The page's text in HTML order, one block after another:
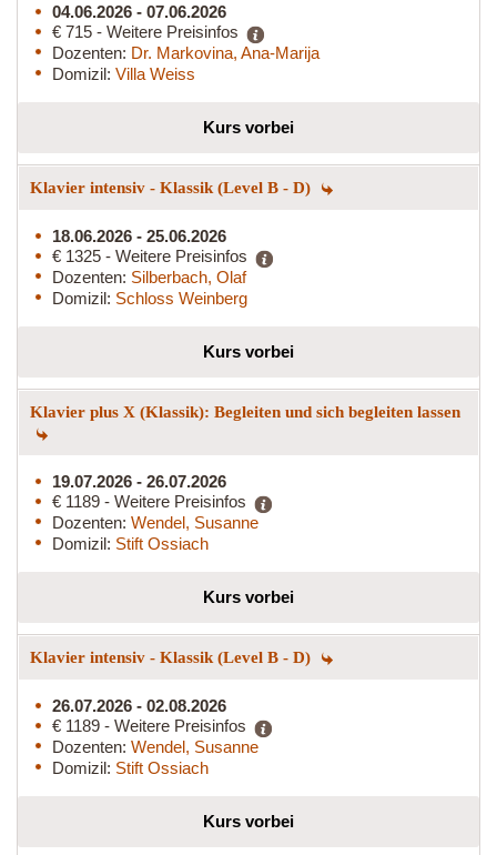
04.06.2026 - 07.06.2026
€ 715 - Weitere Preisinfos
Dozenten: Dr. Markovina, Ana-Marija
Domizil: Villa Weiss
Kurs vorbei
Klavier intensiv - Klassik (Level B - D)
18.06.2026 - 25.06.2026
€ 1325 - Weitere Preisinfos
Dozenten: Silberbach, Olaf
Domizil: Schloss Weinberg
Kurs vorbei
Klavier plus X (Klassik): Begleiten und sich begleiten lassen
19.07.2026 - 26.07.2026
€ 1189 - Weitere Preisinfos
Dozenten: Wendel, Susanne
Domizil: Stift Ossiach
Kurs vorbei
Klavier intensiv - Klassik (Level B - D)
26.07.2026 - 02.08.2026
€ 1189 - Weitere Preisinfos
Dozenten: Wendel, Susanne
Domizil: Stift Ossiach
Kurs vorbei